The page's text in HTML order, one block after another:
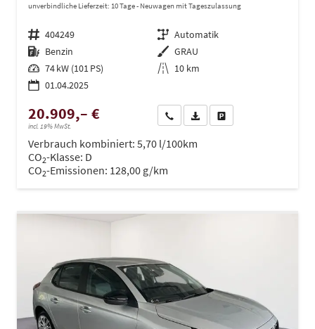
unverbindliche Lieferzeit: 10 Tage Neuwagen mit Tageszulassung
Fahrzeugnr. 404249 Getriebe Automatik
Kraftstoff Benzin Außenfarbe GRAU
Leistung 74 kW (101 PS) Kilometerstand 10 km
01.04.2025
20.909,– €
incl. 19% MwSt.
Wir rufen Sie anPDF-Datei, Fahrzeugexposé
Verbrauch kombiniert: 5,70 l/100km
CO2-Klasse: D
CO2-Emissionen: 128,00 g/km